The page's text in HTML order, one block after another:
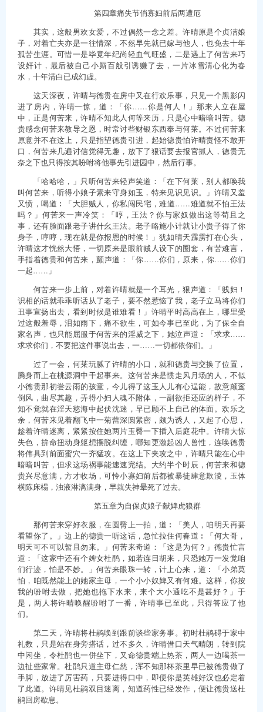
第四章痛失节俏寡妇前后两遭厄
其实，这般男欢女爱，不过偶然一念之差。许晴原是个贞洁娘
子，对着亡夫亦是一往情深，不然早先就已嫁与他人，也免去十年
孤苦生涯。可惜一是毕竟年纪尚轻血气旺盛，二是遇上了何苦来巧
设奸计，最后被自己小厮百般引诱赚了去，一片冰雪清心化为春
水，十年清白已成幻虚。
这天深夜，许晴与德贵在房中又在行欢乐事，只见一个黑影闪
进了房内，许晴一惊，道：「你……你是何人！」那来人立在屋
中，正是何苦来，许晴不知此人何等来历，只是心中暗暗叫苦。德
贵感念何苦来教导之恩，时常讨些财银东西奉与何莱。不过何苦来
原意并不在这上，只是指望德贵引进，起始德贵怕许晴责怪不敢开
口，何苦来几遍讨信觉得无趣，放下了狠话要去报官抓人，德贵无
奈之下也只得按其吩咐将他事先引进园中，然后行事。
「哈哈哈，」只听何苦来轻声笑道：「在下何莱，别人都唤我
叫何苦来，听得小娘子素来守身如玉，特来见识见识。」许晴又羞
又愤，喝道︰「大胆贼人，你私闯民宅，难道……难道就不怕王法
吗？」何苦来一声冷笑：「哼，王法？你与家奴做出这等苟且之
事，还有脸面跟老子讲什幺王法。老子略施小计就让小贵子得了你
身子，哼哼，现在就是你报恩的时候！」犹如晴天霹雳打在心头，
许晴这才恍然大悟，一切原来是眼前贼人设下的圈套，有苦难言，
手指着德贵和何苦来，颤声道：「你……你们，原来，你……你们
一起……」
何苦来一步上前，对着许晴就是一个耳光，狠声道：「贱妇！
识相的话就乖乖听话从了老子，要不然惹恼了我，老子立马将你们
丑事宣扬出去，看到时候是谁难看！」许晴平时高高在上，哪里受
过这般羞辱，泪如雨下，痛不欲生，可如今事已至此，为了保全自
家名声，也只能屈服于何苦来的淫威之下，她泣声道︰「求求……
求求你们，不要把这件事说出去，一……一切都依你们。」
过了一会，何莱玩腻了许晴的小口，就和德贵与交换了位置，
腾身而上在桃源洞中干起事来。这何苦来是惯走风月场的人，不似
小德贵那初尝云雨的孩童，今儿得了这玉人儿有心逞能，故意颠鸾
倒风，曲尽其趣，弄得小妇人魂不附体，一副欲拒还应的样子，不
知不觉就在淫天慾海中起伏沈迷，早已顾不上自己的体面。欢乐之
余，何苦来见着翻飞中一菊蕾深圆紧密，颇为诱人，又起了心思，
趁着许晴迷离，紧紧按住她两片玉臀一下插入后庭花中。许晴大惊
失色，拚命扭动身躯想摆脱纠缠，哪知更激起凶人兽性，连唤德贵
将伟具到前面蜜穴一齐猛攻。在这上下夹攻之中，许晴只能在心中
暗暗叫苦，但求这场祸事能速速完结。大约半个时辰，何苦来和德
贵兴尽意满，方才收场，可怜小寡妇前后都被暴徒肆意欺淩，玉体
横陈床榻，浊液淋漓满身，早就失神晕死了过去。
第五章为自保贞娘子献婢虎狼群
那何苦来穿好衣服，在圆臀上一拍，道︰「美人，咱明天再要
看望你了。」边上的德贵一听这话，急忙拉住何春道︰「何大哥，
明天可不可以暂且勿来。」何苦来奇道：「这是为何？」德贵忙言
道：「这家中还有个婢女杜鹃，如若连日胡来，只恐她万一发觉咱
们行迹，怕是不妙。」何苦来眼珠一转，计上心来，道︰「小弟莫
怕，咱既然能上的她家主母，一个小小奴婢又有何难。这样，你按
我的吩咐去做，把她也拖下水来，来个大小通吃不是甚好？」于
是，两人将许晴唤醒吩咐了一番，许晴事已至此，只得答应了他
们。
第二天，许晴将杜鹃唤到跟前谈些家务事。初时杜鹃碍于家中
礼数，只是站在身旁搭话，过不多久，许晴借口天气晴朗，转到院
中闲坐，令杜鹃也一併坐下，又命德贵端上热茶，两人一边喝茶一
边扯些家常。杜鹃只道主母仁慈，浑不知那杯茶里早已被德贵做了
手脚，放进了厉害药，只要进得口中，即便你是英雄好汉也必定着
了此道。许晴见杜鹃双目迷离，知道药性已经发作，便让德贵送杜
鹃回房歇息。